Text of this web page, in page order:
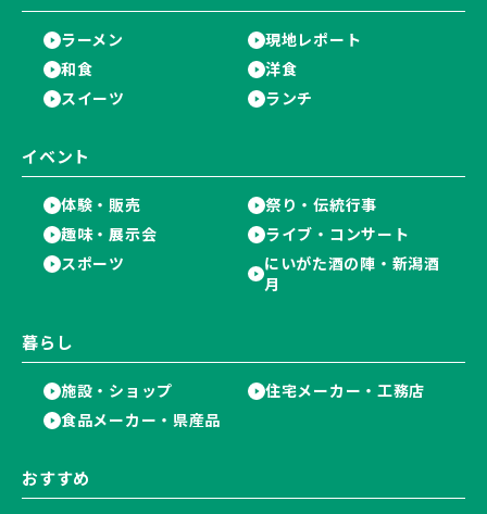
ラーメン
現地レポート
和食
洋食
スイーツ
ランチ
イベント
体験・販売
祭り・伝統行事
趣味・展示会
ライブ・コンサート
スポーツ
にいがた酒の陣・新潟酒
月
暮らし
施設・ショップ
住宅メーカー・工務店
食品メーカー・県産品
おすすめ